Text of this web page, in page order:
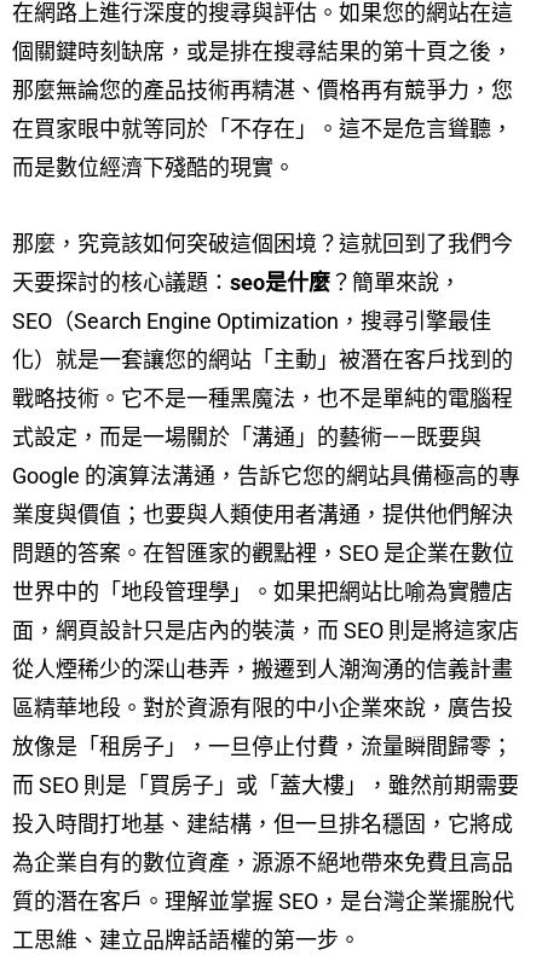
在網路上進行深度的搜尋與評估。如果您的網站在這
個關鍵時刻缺席，或是排在搜尋結果的第十頁之後，
那麼無論您的產品技術再精湛、價格再有競爭力，您
在買家眼中就等同於「不存在」。這不是危言聳聽，
而是數位經濟下殘酷的現實。
那麼，究竟該如何突破這個困境？這就回到了我們今
天要探討的核心議題： seo是什麼？簡單來說，
SEO（Search Engine Optimization，搜尋引擎最佳
化）就是一套讓您的網站「主動」被潛在客戶找到的
戰略技術。它不是一種黑魔法，也不是單純的電腦程
式設定，而是一場關於「溝通」的藝術——既要與
Google 的演算法溝通，告訴它您的網站具備極高的專
業度與價值；也要與人類使用者溝通，提供他們解決
問題的答案。在智匯家的觀點裡，SEO 是企業在數位
世界中的「地段管理學」。如果把網站比喻為實體店
面，網頁設計只是店內的裝潢，而 SEO 則是將這家店
從人煙稀少的深山巷弄，搬遷到人潮洶湧的信義計畫
區精華地段。對於資源有限的中小企業來說，廣告投
放像是「租房子」，一旦停止付費，流量瞬間歸零；
而 SEO 則是「買房子」或「蓋大樓」，雖然前期需要
投入時間打地基、建結構，但一旦排名穩固，它將成
為企業自有的數位資產，源源不絕地帶來免費且高品
質的潛在客戶。理解並掌握 SEO，是台灣企業擺脫代
工思維、建立品牌話語權的第一步。